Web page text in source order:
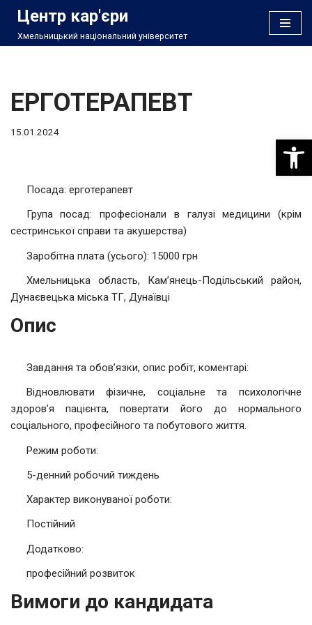
Перейти
Центр кар'єри
Хмельницький національний університет
ЕРГОТЕРАПЕВТ
15.01.2024
Посада: ерготерапевт
Група посад: професіонали в галузі медицини (крім
сестринської справи та акушерства)
Заробітна плата (усього): 15000 грн
Хмельницька область, Кам’янець-Подільський район,
Дунаєвецька міська ТГ, Дунаївці
Опис
Завдання та обов’язки, опис робіт, коментарі:
Відновлювати фізичне, соціальне та психологічне
здоров’я пацієнта, повертати його до нормального
соціального, професійного та побутового життя.
Режим роботи:
5-денний робочий тиждень
Характер виконуваної роботи:
Постійний
Додатково:
професійний розвиток
Вимоги до кандидата